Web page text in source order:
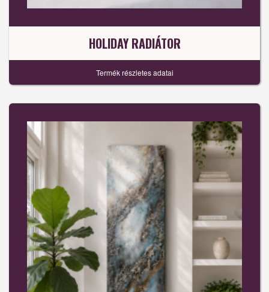
HOLIDAY RADIÁTOR
Termék részletes adatai